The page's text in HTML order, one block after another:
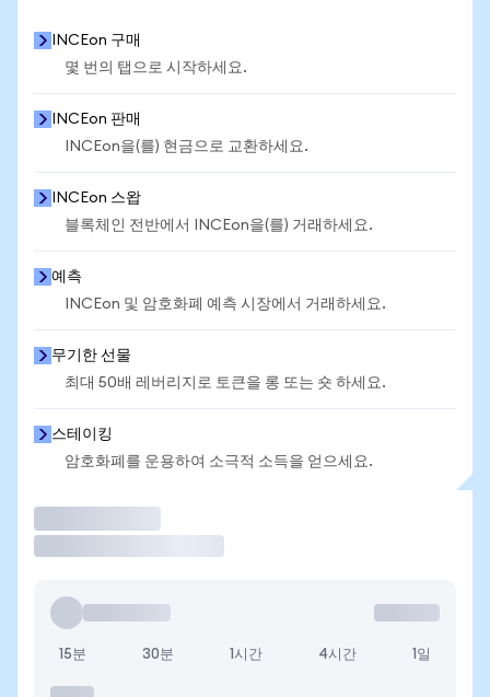
INCEon 구매
몇 번의 탭으로 시작하세요.
INCEon 판매
INCEon을(를) 현금으로 교환하세요.
INCEon 스왑
블록체인 전반에서 INCEon을(를) 거래하세요.
예측
INCEon 및 암호화폐 예측 시장에서 거래하세요.
무기한 선물
최대 50배 레버리지로 토큰을 롱 또는 숏 하세요.
스테이킹
암호화폐를 운용하여 소극적 소득을 얻으세요.
15분 30분 1시간 4시간 1일